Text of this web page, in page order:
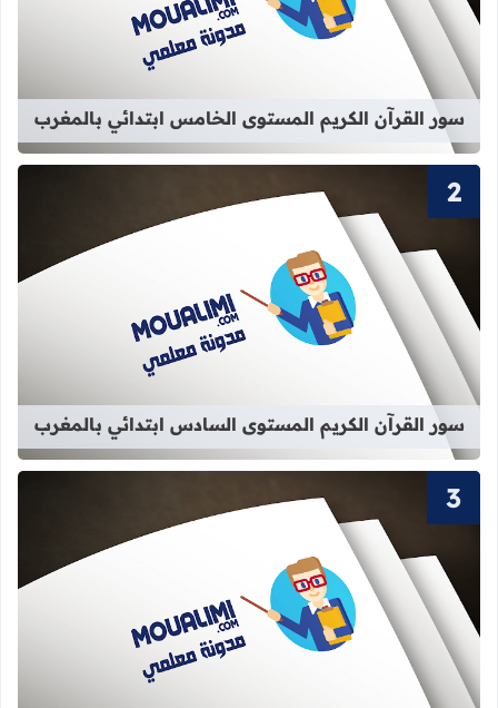
قراءة المزيد عن سور القرآن
سور القرآن الكريم المستوى الخامس ابتدائي بالمغرب
قراءة المزيد عن سور القرآن
سور القرآن الكريم المستوى السادس ابتدائي بالمغرب
قراءة المزيد عن سور القرآن الكريم